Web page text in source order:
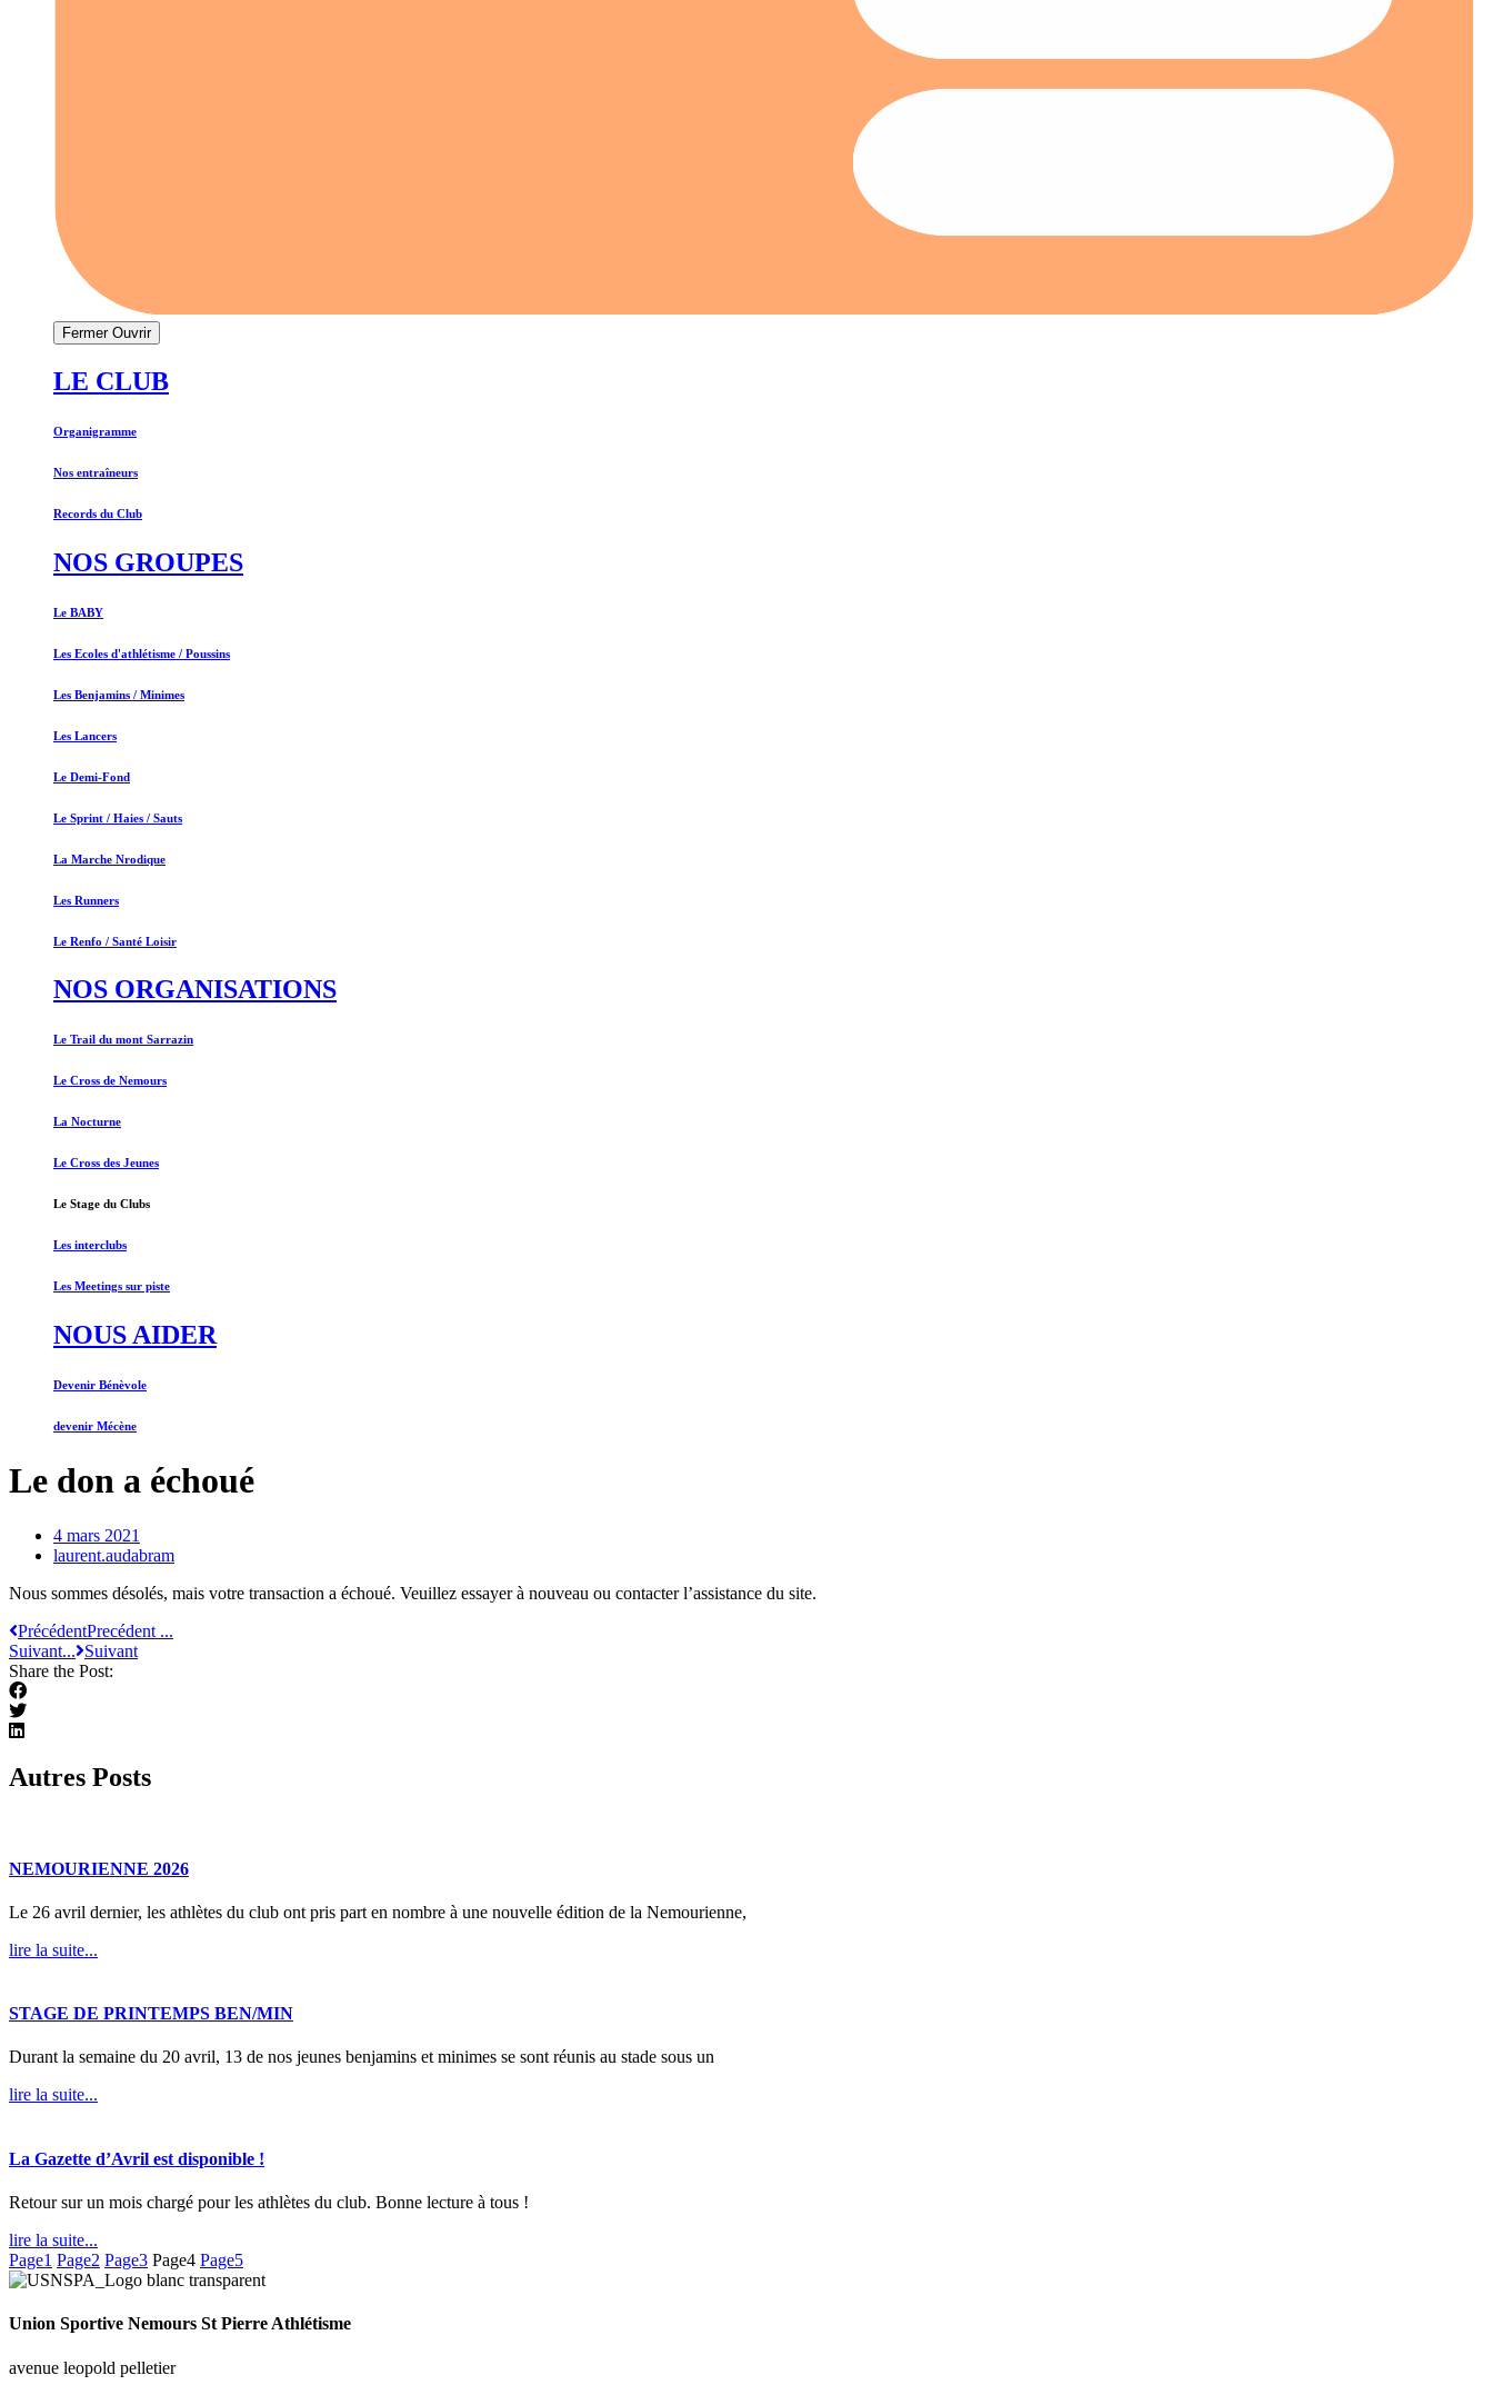
Fermer Ouvrir
LE CLUB
Organigramme
Nos entraîneurs
Records du Club
NOS GROUPES
Le BABY
Les Ecoles d'athlétisme / Poussins
Les Benjamins / Minimes
Les Lancers
Le Demi-Fond
Le Sprint / Haies / Sauts
La Marche Nrodique
Les Runners
Le Renfo / Santé Loisir
NOS ORGANISATIONS
Le Trail du mont Sarrazin
Le Cross de Nemours
La Nocturne
Le Cross des Jeunes
Le Stage du Clubs
Les interclubs
Les Meetings sur piste
NOUS AIDER
Devenir Bénèvole
devenir Mécène
Le don a échoué
4 mars 2021
laurent.audabram
Nous sommes désolés, mais votre transaction a échoué. Veuillez essayer à nouveau ou contacter l’assistance du site.
PrécédentPrecédent ...
Suivant... Suivant
Share the Post:
Autres Posts
NEMOURIENNE 2026
Le 26 avril dernier, les athlètes du club ont pris part en nombre à une nouvelle édition de la Nemourienne,
lire la suite...
STAGE DE PRINTEMPS BEN/MIN
Durant la semaine du 20 avril, 13 de nos jeunes benjamins et minimes se sont réunis au stade sous un
lire la suite...
La Gazette d’Avril est disponible !
Retour sur un mois chargé pour les athlètes du club. Bonne lecture à tous !
lire la suite...
Page1 Page2 Page3 Page4 Page5
Union Sportive Nemours St Pierre Athlétisme
avenue leopold pelletier